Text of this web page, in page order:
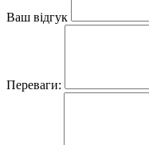
Ваш відгук
Переваги: